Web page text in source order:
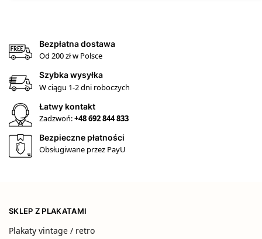
Bezpłatna dostawa
Od 200 zł w Polsce
Szybka wysyłka
W ciągu 1-2 dni roboczych
Łatwy kontakt
Zadzwoń:+48 692 844 833
Bezpieczne płatności
Obsługiwane przez PayU
SKLEP Z PLAKATAMI
Plakaty vintage / retro